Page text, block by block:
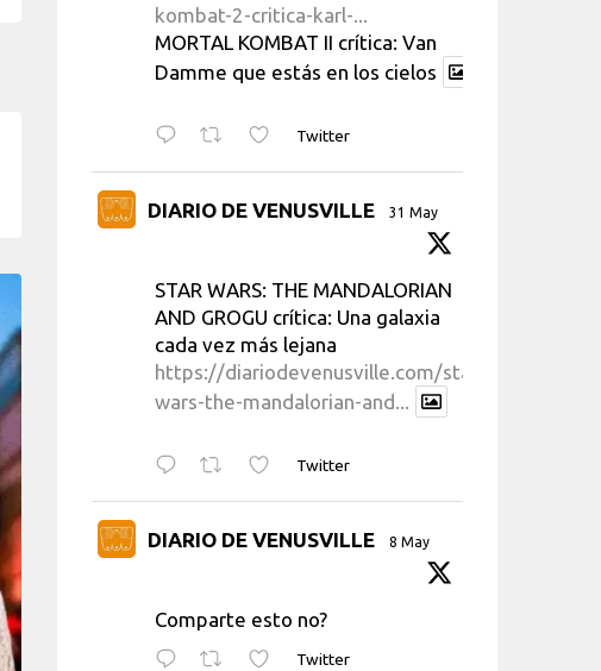
kombat-2-critica-karl-...
MORTAL KOMBAT II crítica: Van
Damme que estás en los cielos
Twitter
DIARIO DE VENUSVILLE 31 May
STAR WARS: THE MANDALORIAN
AND GROGU crítica: Una galaxia
cada vez más lejana
https://diariodevenusville.com/star-
wars-the-mandalorian-and...
Twitter
DIARIO DE VENUSVILLE 8 May
Comparte esto no?
Twitter